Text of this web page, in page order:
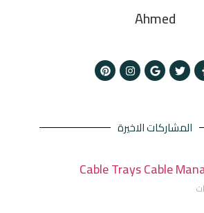
Ahmed
المشاركات الاخيرة
Cable Trays Cable